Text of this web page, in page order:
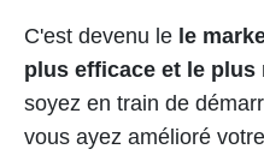
C'est devenu le le
plus efficace et le plus
soyez en train de
vous ayez amélioré